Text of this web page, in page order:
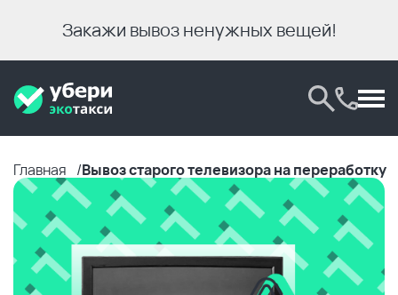
Закажи вывоз ненужных вещей!
Главная Вывоз старого телевизора на переработку